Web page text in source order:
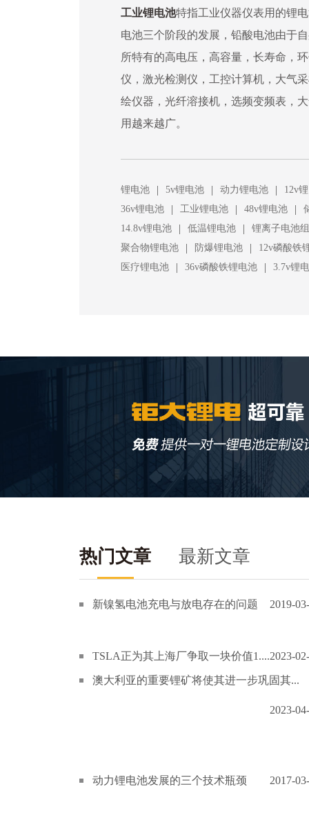
工业锂电池特指工业仪器仪表用的锂
电池三个阶段的发展，铅酸电池由于
所特有的高电压，高容量，长寿命，
仪，激光检测仪，工控计算机，大气
绘仪器，光纤溶接机，选频变频表，
用越来越广。
锂电池 | 5v锂电池 | 动力锂电池 |
12v
36v锂电池
| 工业锂电池 | 48v锂电池 |
14.8v锂电池
| 低温锂电池 |
锂离子电池组
聚合物锂电池
| 防爆锂电池 |
12v磷酸铁
医疗锂电池
| 36v磷酸铁锂电池 | 3.7v锂
热门文章 最新文章
新镍氢电池充电与放电存在的问题 2019-
TSLA正为其上海厂争取一块价值1....2023-
澳大利亚的重要锂矿将使其进一步巩固其...
2023-
动力锂电池发展的三个技术瓶颈 2017-